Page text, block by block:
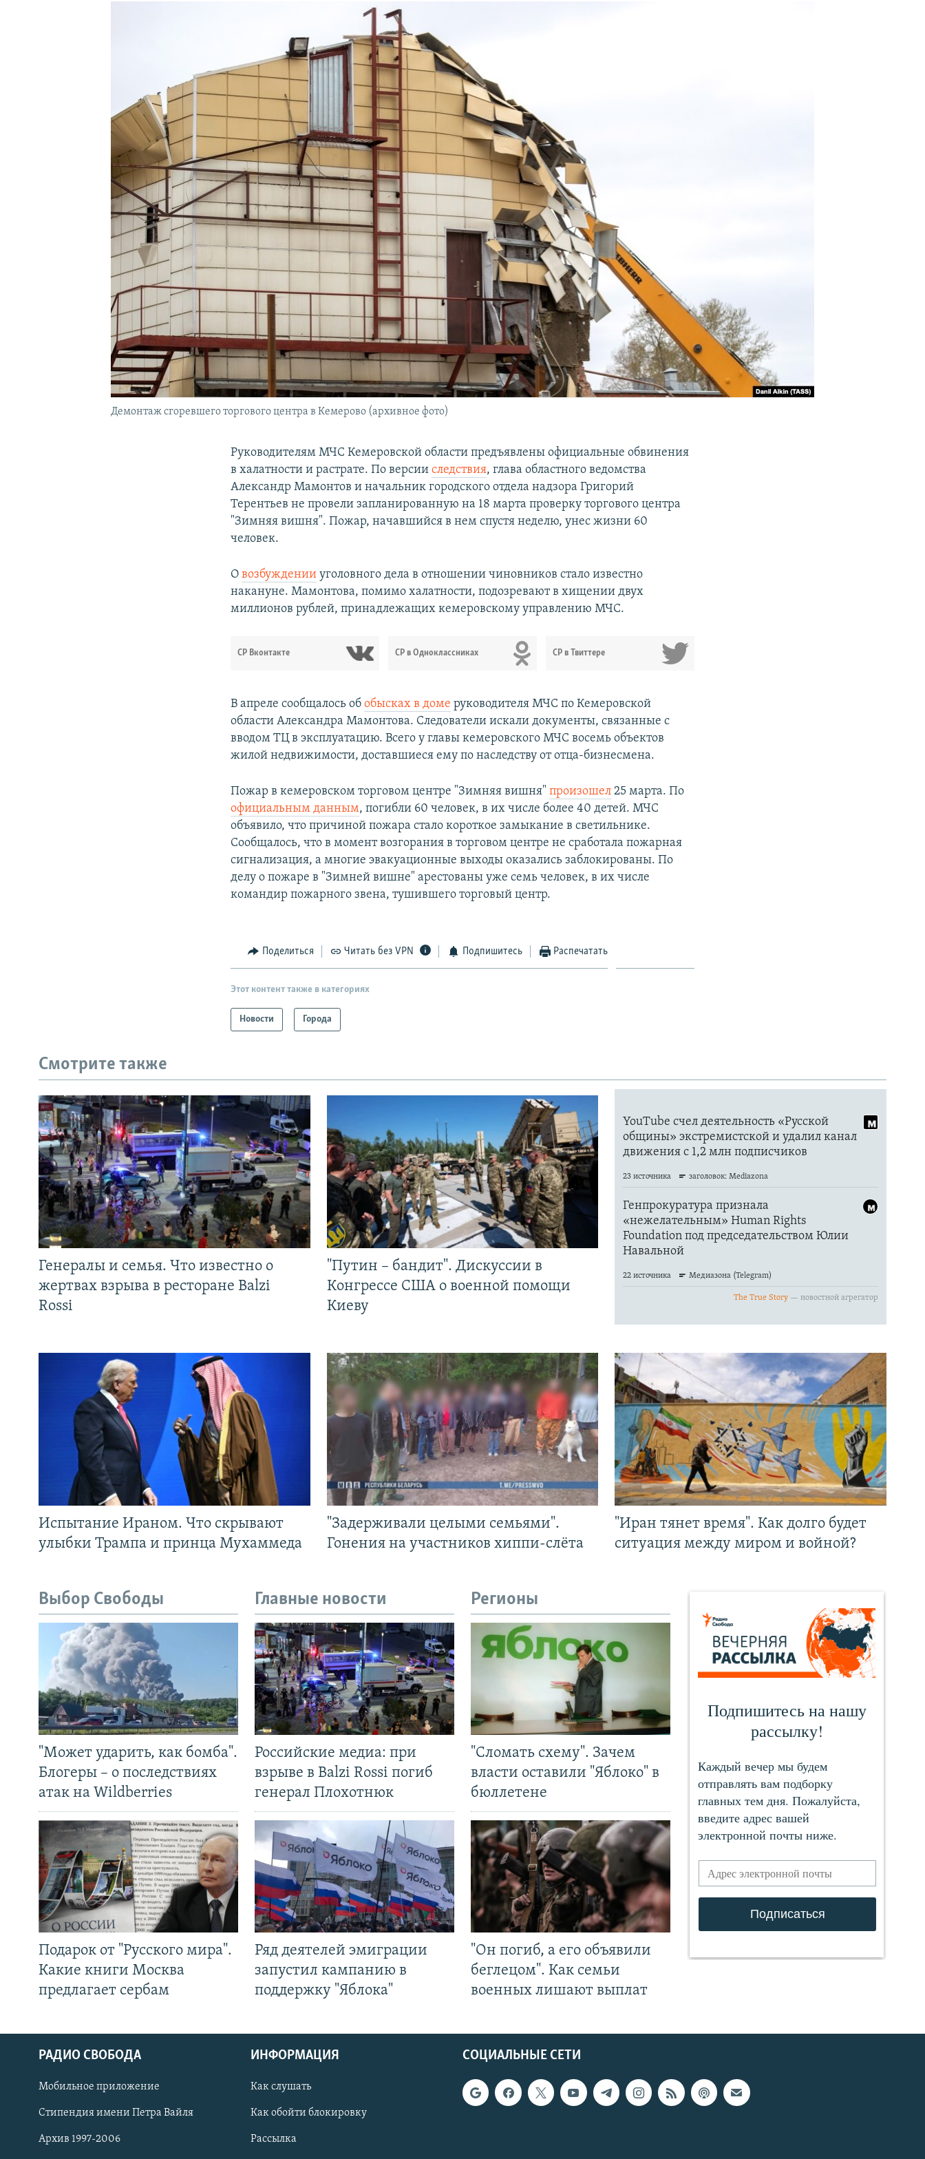
СОЦИАЛЬНЫЕ СЕТИ
Демонтаж сгоревшего торгового центра в Кемерово (архивное фото)
Руководителям МЧС Кемеровской области предъявлены официальные обвинения
в халатности и растрате. По версииследствия, глава областного ведомства
Александр Мамонтов и начальник городского отдела надзора Григорий
Терентьев не провели запланированную на 18 марта проверку торгового центра
"Зимняя вишня". Пожар, начавшийся в нем спустя неделю, унес жизни 60
человек.
Овозбуждении уголовного дела в отношении чиновников стало известно
накануне. Мамонтова, помимо халатности, подозревают в хищении двух
миллионов рублей, принадлежащих кемеровскому управлению МЧС.
СР Вконтакте СР в Одноклассниках СР в Твиттере
В апреле сообщалось обобысках в доме руководителя МЧС по Кемеровской
области Александра Мамонтова. Следователи искали документы, связанные с
вводом ТЦ в эксплуатацию. Всего у главы кемеровского МЧС восемь объектов
жилой недвижимости, доставшиеся ему по наследству от отца-бизнесмена.
Пожар в кемеровском торговом центре "Зимняя вишня"произошел 25 марта. По
официальным данным, погибли 60 человек, в их числе более 40 детей. МЧС
объявило, что причиной пожара стало короткое замыкание в светильнике.
Сообщалось, что в момент возгорания в торговом центре не сработала пожарная
сигнализация, а многие эвакуационные выходы оказались заблокированы. По
делу о пожаре в "Зимней вишне" арестованы уже семь человек, в их числе
командир пожарного звена, тушившего торговый центр.
Поделиться Читать без VPN Подпишитесь Распечатать
Этот контент также в категориях
Новости Города
Смотрите также
Генералы и семья. Что известно о
жертвах взрыва в ресторане Balzi
Rossi
"Путин – бандит". Дискуссии в
Конгрессе США о военной помощи
Киеву
Испытание Ираном. Что скрывают
улыбки Трампа и принца Мухаммеда
"Задерживали целыми семьями".
Гонения на участников хиппи-слёта
"Иран тянет время". Как долго будет
ситуация между миром и войной?
Выбор Свободы
"Может ударить, как бомба".
Блогеры – о последствиях
атак на Wildberries
Подарок от "Русского мира".
Какие книги Москва
предлагает сербам
Главные новости
Российские медиа: при
взрыве в Balzi Rossi погиб
генерал Плохотнюк
Ряд деятелей эмиграции
запустил кампанию в
поддержку "Яблока"
Регионы
"Сломать схему". Зачем
власти оставили "Яблоко" в
бюллетене
"Он погиб, а его объявили
беглецом". Как семьи
военных лишают выплат
СОЦИАЛЬНЫЕ СЕТИ
РАДИО СВОБОДА
Мобильное приложение
Стипендия имени Петра Вайля
Архив 1997-2006
ИНФОРМАЦИЯ
Как слушать
Как обойти блокировку
Рассылка